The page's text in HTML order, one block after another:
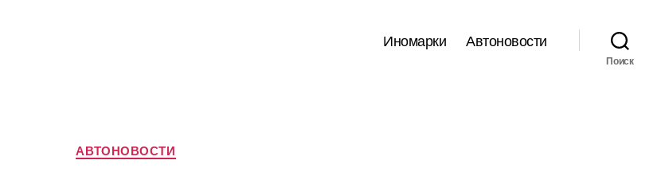
Иномарки Автоновости
Поиск
Рубрики
АВТОНОВОСТИ